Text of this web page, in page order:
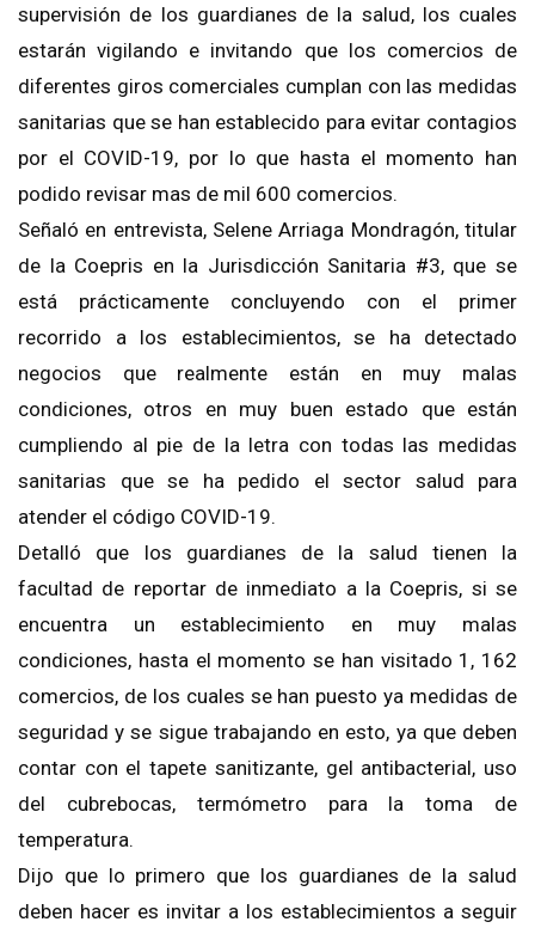
supervisión de los guardianes de la salud, los cuales
estarán vigilando e invitando que los comercios de
diferentes giros comerciales cumplan con las medidas
sanitarias que se han establecido para evitar contagios
por el COVID-19, por lo que hasta el momento han
podido revisar mas de mil 600 comercios.
Señaló en entrevista, Selene Arriaga Mondragón, titular
de la Coepris en la Jurisdicción Sanitaria #3, que se
está prácticamente concluyendo con el primer
recorrido a los establecimientos, se ha detectado
negocios que realmente están en muy malas
condiciones, otros en muy buen estado que están
cumpliendo al pie de la letra con todas las medidas
sanitarias que se ha pedido el sector salud para
atender el código COVID-19.
Detalló que los guardianes de la salud tienen la
facultad de reportar de inmediato a la Coepris, si se
encuentra un establecimiento en muy malas
condiciones, hasta el momento se han visitado 1, 162
comercios, de los cuales se han puesto ya medidas de
seguridad y se sigue trabajando en esto, ya que deben
contar con el tapete sanitizante, gel antibacterial, uso
del cubrebocas, termómetro para la toma de
temperatura.
Dijo que lo primero que los guardianes de la salud
deben hacer es invitar a los establecimientos a seguir